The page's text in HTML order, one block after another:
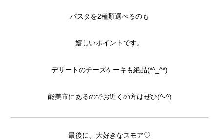
パスタを2種類選べるのも
嬉しいポイントです。
デザートのチーズケーキも絶品(*^_^*)
能美市にあるのでお近くの方はぜひ(^-^)
最後に、大好きなスモア♡